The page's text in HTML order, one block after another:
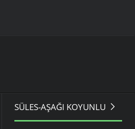
SÜLES-AŞAĞI KOYUNLU